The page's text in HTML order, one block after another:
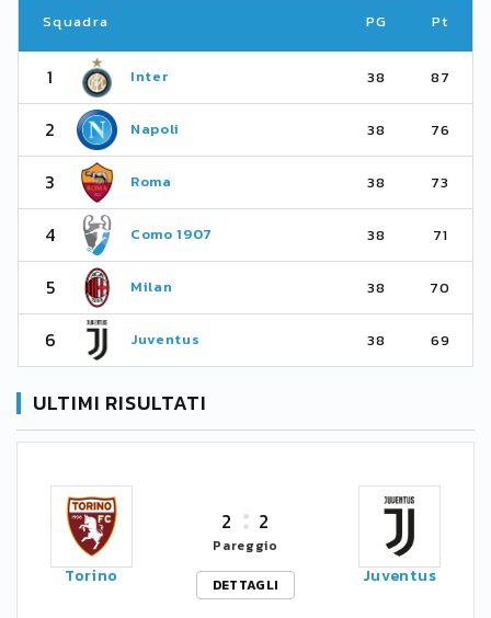
Squadra PG Pt
1 Inter 38 87
2 Napoli 38 76
3 Roma 38 73
4 Como 1907 38 71
5 Milan 38 70
6 Juventus 38 69
ULTIMI RISULTATI
Torino
2 2
Pareggio
DETTAGLI
Juventus